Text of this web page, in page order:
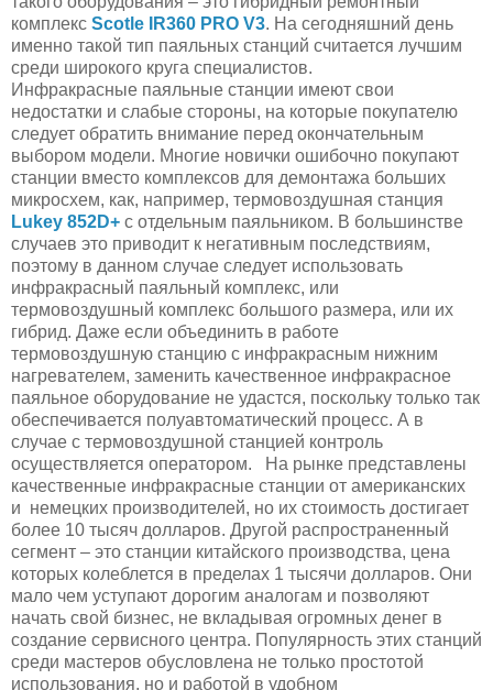
комплекс Scotle IR360 PRO V3. На сегодняшний день
именно такой тип паяльных станций считается лучшим
среди широкого круга специалистов.
Инфракрасные паяльные станции имеют свои
недостатки и слабые стороны, на которые покупателю
следует обратить внимание перед окончательным
выбором модели. Многие новички ошибочно покупают
станции вместо комплексов для демонтажа больших
микросхем, как, например, термовоздушная станция
Lukey 852D+ с отдельным паяльником. В большинстве
случаев это приводит к негативным последствиям,
поэтому в данном случае следует использовать
инфракрасный паяльный комплекс, или
термовоздушный комплекс большого размера, или их
гибрид. Даже если объединить в работе
термовоздушную станцию с инфракрасным нижним
нагревателем, заменить качественное инфракрасное
паяльное оборудование не удастся, поскольку только так
обеспечивается полуавтоматический процесс. А в
случае с термовоздушной станцией контроль
осуществляется оператором. На рынке представлены
качественные инфракрасные станции от американских
и немецких производителей, но их стоимость достигает
более 10 тысяч долларов. Другой распространенный
сегмент – это станции китайского производства, цена
которых колеблется в пределах 1 тысячи долларов. Они
мало чем уступают дорогим аналогам и позволяют
начать свой бизнес, не вкладывая огромных денег в
создание сервисного центра. Популярность этих станций
среди мастеров обусловлена не только простотой
использования, но и работой в удобном